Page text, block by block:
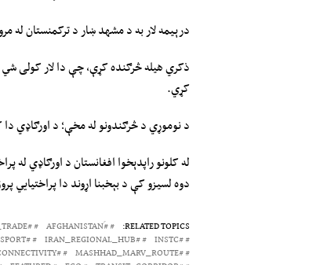
درېیمه لار به د مشهد ښار د ترکمنستان له
ذکري هیله څرګنده کړې، چې دا لار کولی شي د
کړي.
د نوموړي د څرګندونو له مخې؛ د اورګاډي دا
له کلونو راپدېخوا افغانستان د اورګاډي
دوه لسیزو کې د بېخبنا اړوند دا
RELATED TOPICS: #َAFGHANISTAN #CENTRAL_ASIA_TRADE
#INSTC
#IRAN_REGIONAL_HUB
#IRANIAN_TRANSPORT
#MASHHAD_MARV_ROUTE
#REGIONAL_CONNECTIVITY